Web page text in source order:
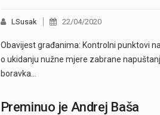
LSusak 22/04/2020
Obavijest građanima: Kontrolni punktovi
o ukidanju nužne mjere zabrane
boravka…
Preminuo je Andrej Baša